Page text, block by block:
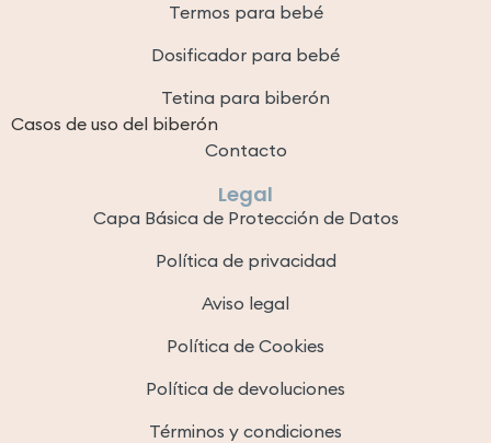
Termos para bebé
Dosificador para bebé
Tetina para biberón
Casos de uso del biberón
Contacto
Legal
Capa Básica de Protección de Datos
Política de privacidad
Aviso legal
Política de Cookies
Política de devoluciones
Términos y condiciones